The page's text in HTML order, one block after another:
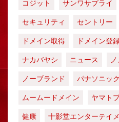
コジット
サンワサプライ
セキュリティ
セントリー
ドメイン取得
ドメイン登
ナカバヤシ
ニュース
ノーブランド
パナソニック
ムームードメイン
ヤマト
健康
十影堂エンターテイ